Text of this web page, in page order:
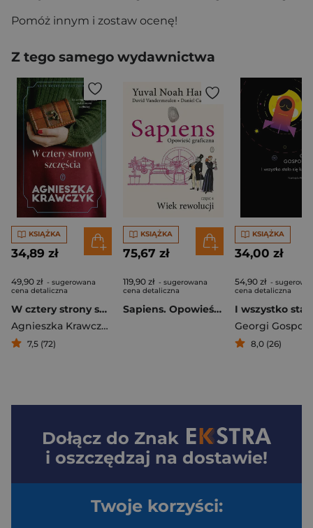
Pomóż innym i zostaw ocenę!
Z tego samego wydawnictwa
KSIĄŻKA
34,89 zł
49,90 zł - sugerowana
cena detaliczna
W cztery strony szczęścia
Agnieszka Krawczyk
7,5 (72)
KSIĄŻKA
75,67 zł
119,90 zł - sugerowana
cena detaliczna
Sapiens. Opowieść graficzna
KSIĄŻKA
34,00 zł
54,90 zł -
cena detaliczna
8,0 (26)
Dołącz do Znak
i oszczędzaj na dostawie!
Twoje korzyści: